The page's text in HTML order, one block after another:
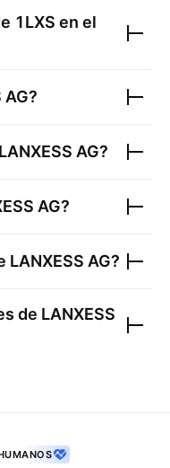
1LXS en el
AG?
LANXESS AG?
AG?
LANXESS AG?
de LANXESS